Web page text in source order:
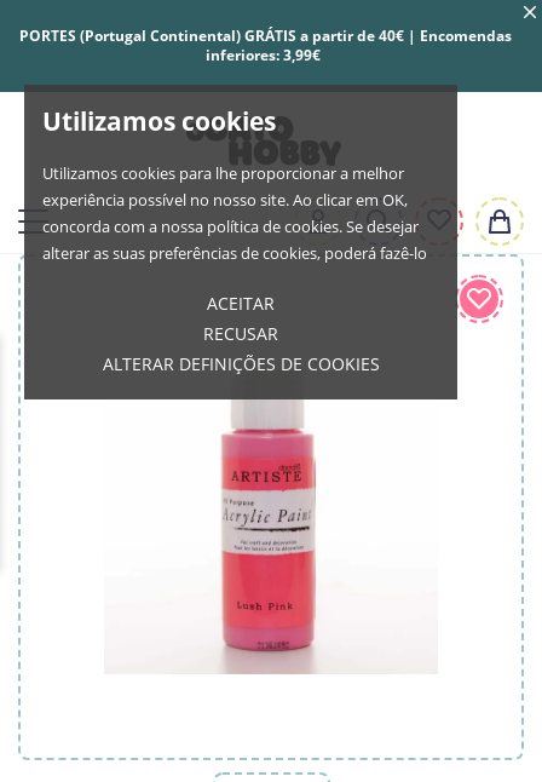
Utilizamos cookies
Utilizamos cookies para lhe proporcionar a melhor
experiência possível no nosso site. Ao clicar em OK,
concorda com a nossa política de cookies. Se desejar
alterar as suas preferências de cookies, poderá fazê-lo
ACEITAR
RECUSAR
ALTERAR DEFINIÇÕES DE COOKIES
PORTES (Portugal Continental) GRÁTIS a partir de 40€ | Encomendas
inferiores: 3,99€